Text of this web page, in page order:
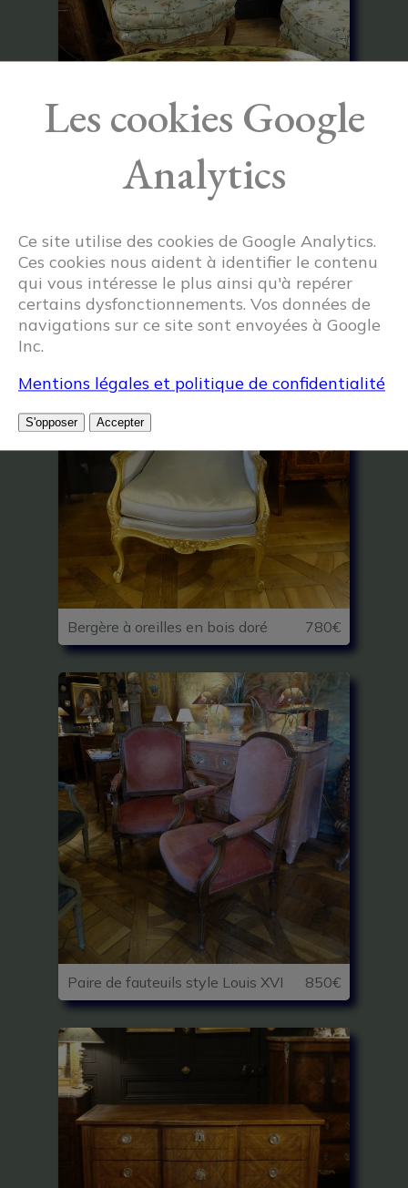
Table basse en bois peint 740€
Bergère à oreilles en bois doré 780€
Paire de fauteuils style Louis XVI 850€
Les cookies Google
Analytics
Ce site utilise des cookies de Google Analytics.
Ces cookies nous aident à identifier le contenu
qui vous intéresse le plus ainsi qu'à repérer
certains dysfonctionnements. Vos données de
navigations sur ce site sont envoyées à Google
Inc.
Mentions légales et politique de confidentialité
S'opposer Accepter